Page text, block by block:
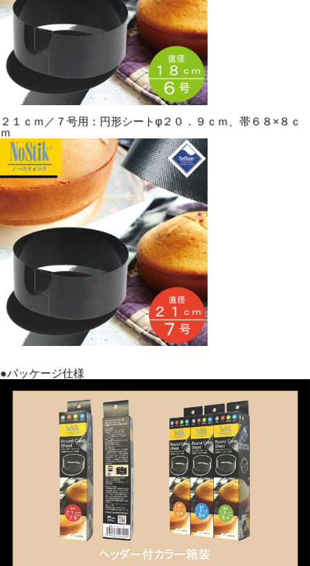
２１ｃｍ／７号用：円形シートφ２０．９ｃｍ、帯６８×８ｃ
ｍ
●パッケージ仕様